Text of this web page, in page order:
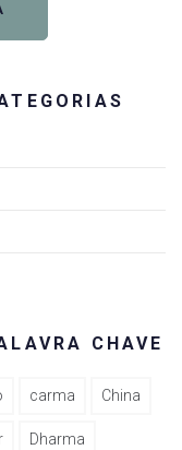
CHAVE
carma China
Dharma